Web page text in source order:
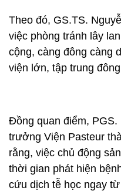
Theo đó, GS.TS.
việc phòng tránh lây
cộng, càng đông càng
viện lớn, tập trung
Đồng quan điểm, PGS.
trưởng Viện Pasteur
rằng, việc chủ động
thời gian phát hiện
cứu dịch tễ học ngay